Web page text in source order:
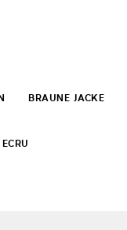
BRAUNE JACKE